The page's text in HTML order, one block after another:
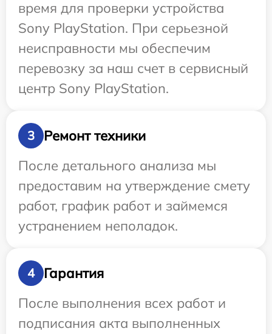
время для проверки устройства
Sony PlayStation. При серьезной
неисправности мы обеспечим
перевозку за наш счет в сервисный
центр Sony PlayStation.
3
Ремонт техники
После детального анализа мы
предоставим на утверждение смету
работ, график работ и займемся
устранением неполадок.
4
Гарантия
После выполнения всех работ и
подписания акта выполненных